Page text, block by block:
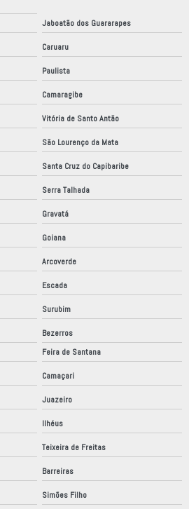
Jaboatão dos Guararapes
Caruaru
Paulista
Camaragibe
Vitória de Santo Antão
São Lourenço da Mata
Santa Cruz do Capibaribe
Serra Talhada
Gravatá
Goiana
Arcoverde
Escada
Surubim
Bezerros
Feira de Santana
Camaçari
Juazeiro
Ilhéus
Teixeira de Freitas
Barreiras
Simões Filho